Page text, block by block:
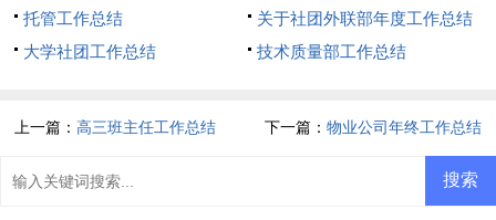
结
托管工作总结
关于社团外联部年度工作总结
大学社团工作总结
技术质量部工作总结
上一篇：高三班主任工作总结 下一篇： 物业公司年终工作总结